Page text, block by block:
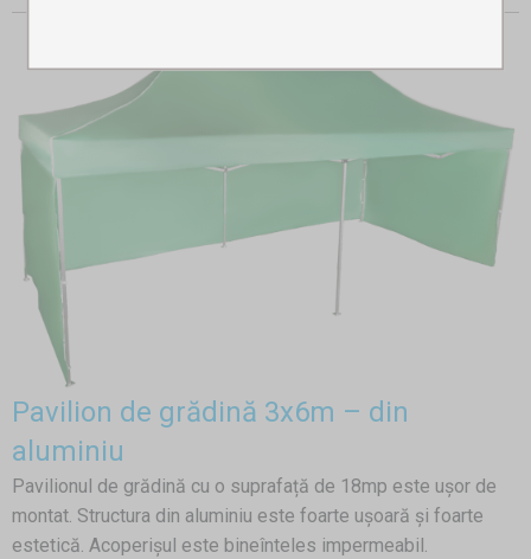
Pavilion de grădină 3x6m – din
aluminiu
Pavilionul de grădină cu o suprafață de 18mp este ușor de
montat. Structura din aluminiu este foarte ușoară și foarte
estetică. Acoperișul este bineînteles impermeabil.